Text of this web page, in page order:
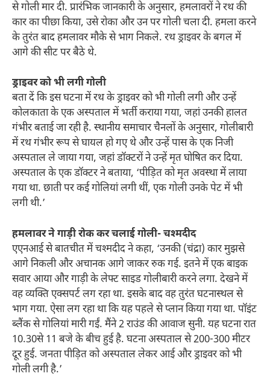
से गोली मार दी. प्रारंभिक जानकारी के अनुसार, हमलावरों ने रथ की
कार का पीछा किया, उसे रोका और उन पर गोली चला दी. हमला करने
के तुरंत बाद हमलावर मौके से भाग निकले. रथ ड्राइवर के बगल में
आगे की सीट पर बैठे थे.
ड्राइवर को भी लगी गोली
बता दें कि इस घटना में रथ के ड्राइवर को भी गोली लगी और उन्हें
कोलकाता के एक अस्पताल में भर्ती कराया गया, जहां उनकी हालत
गंभीर बताई जा रही है. स्थानीय समाचार चैनलों के अनुसार, गोलीबारी
में रथ गंभीर रूप से घायल हो गए थे और उन्हें पास के एक निजी
अस्पताल ले जाया गया, जहां डॉक्टरों ने उन्हें मृत घोषित कर दिया.
अस्पताल के एक डॉक्टर ने बताया, ‘पीड़ित को मृत अवस्था में लाया
गया था. छाती पर कई गोलियां लगी थीं, एक गोली उनके पेट में भी
लगी थी.’
हमलावर ने गाड़ी रोक कर चलाई गोली- चश्मदीद
एएनआई से बातचीत में चश्मदीद ने कहा, ‘उनकी (चंद्रा) कार मुझसे
आगे निकली और अचानक आगे जाकर रुक गई. इतने में एक बाइक
सवार आया और गाड़ी के लेफ्ट साइड गोलीबारी करने लगा. देखने में
वह व्यक्ति एक्सपर्ट लग रहा था. इसके बाद वह तुरंत घटनास्थल से
भाग गया. ऐसा लग रहा था कि यह पहले से प्लान किया गया था. पॉइंट
ब्लैंक से गोलियां मारी गईं. मैंने 2 राउंड की आवाज सुनी. यह घटना रात
10.30से 11 बजे के बीच हुई है. घटना अस्पताल से 200-300 मीटर
दूर हुई. जनता पीड़ित को अस्पताल लेकर आई और ड्राइवर को भी
गोली लगी है.’